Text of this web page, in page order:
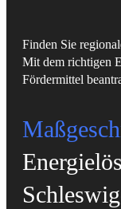
Finden Sie
Mit dem richtigen
Fördermittel